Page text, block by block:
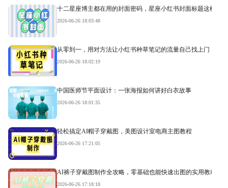
十二星座博主都在用的封面密码，星座小红书封面标题这样写
2026-06-26 18:03:48
从零到一，用对方法让小红书种草笔记的流量自己找上门
2026-06-26 18:02:19
中国医师节平面设计：一张海报如何讲好白衣故事
2026-06-26 18:01:35
轻松搞定AI帽子穿戴图，美图设计室电商主图教程
2026-06-26 17:21:05
AI裤子穿戴图制作全攻略，零基础也能快速出图的实用教程
2026-06-26 17:18:18